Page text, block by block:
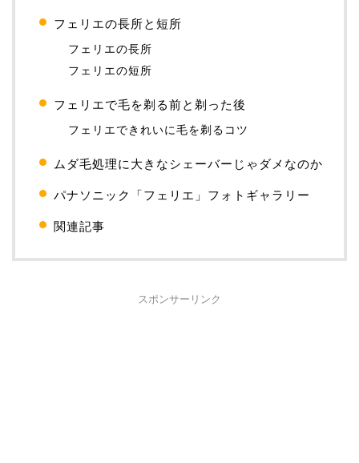
フェリエの長所と短所
フェリエの長所
フェリエの短所
フェリエで毛を剃る前と剃った後
フェリエできれいに毛を剃るコツ
ムダ毛処理に大きなシェーバーじゃダメなのか
パナソニック「フェリエ」フォトギャラリー
関連記事
スポンサーリンク